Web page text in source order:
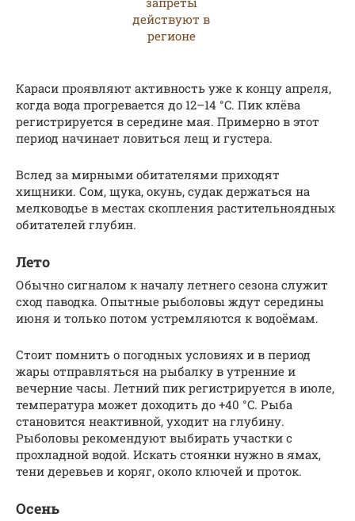
Караси проявляют активность уже к концу апреля,
когда вода прогревается до 12–14 °C. Пик клёва
регистрируется в середине мая. Примерно в этот
период начинает ловиться лещ и густера.
Вслед за мирными обитателями приходят
хищники. Сом, щука, окунь, судак держаться на
мелководье в местах скопления растительноядных
обитателей глубин.
Лето
Обычно сигналом к началу летнего сезона служит
сход паводка. Опытные рыболовы ждут середины
июня и только потом устремляются к водоёмам.
Стоит помнить о погодных условиях и в период
жары отправляться на рыбалку в утренние и
вечерние часы. Летний пик регистрируется в июле,
температура может доходить до +40 °C. Рыба
становится неактивной, уходит на глубину.
Рыболовы рекомендуют выбирать участки с
прохладной водой. Искать стоянки нужно в ямах,
тени деревьев и коряг, около ключей и проток.
Осень